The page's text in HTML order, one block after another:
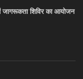
जागरूकता शिविर का आयोजन